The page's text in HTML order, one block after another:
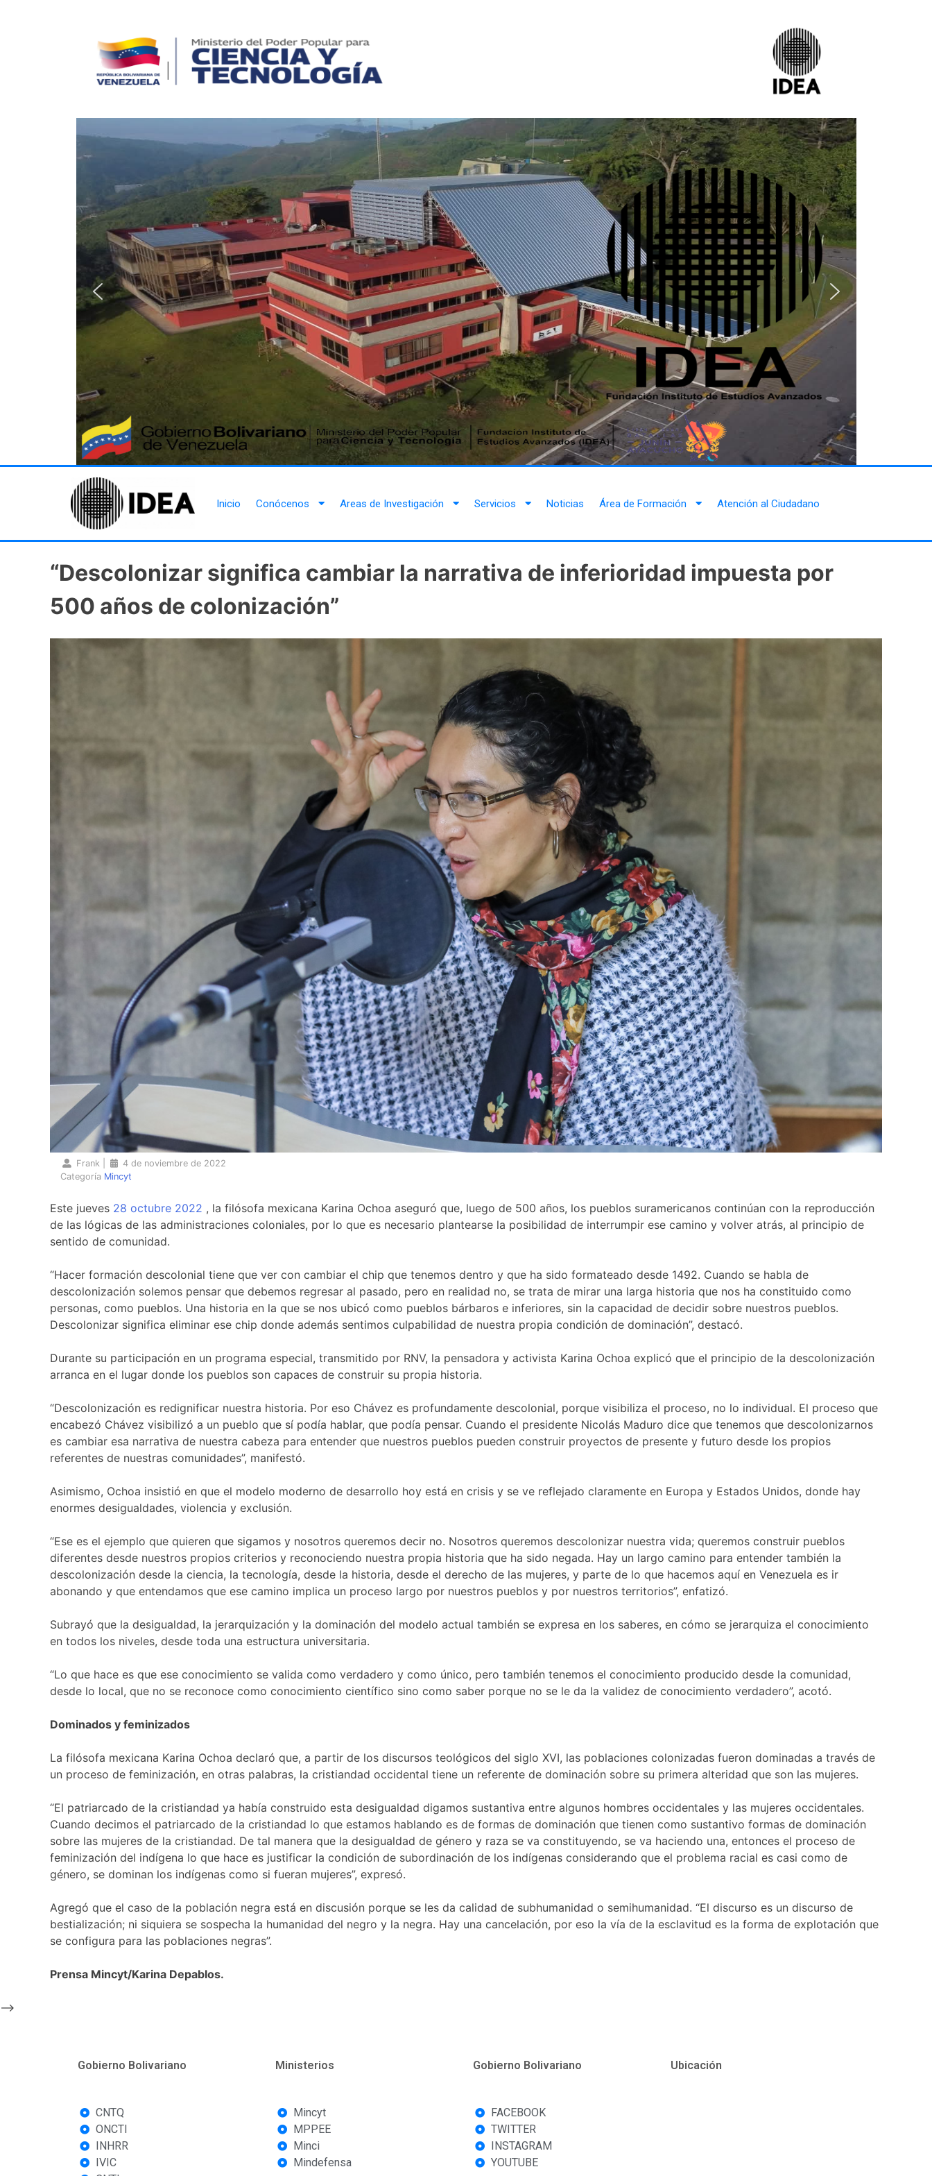
Inicio Conócenos Areas de Investigación Servicios Noticias Área de Formación Atención al Ciudadano
“Descolonizar significa cambiar la narrativa de inferioridad impuesta por
500 años de colonización”
Frank
4 de noviembre de 2022
Categoría Mincyt
Este jueves 28 octubre 2022 , la filósofa mexicana Karina Ochoa aseguró que, luego de 500 años, los pueblos suramericanos continúan con la reproducción
de las lógicas de las administraciones coloniales, por lo que es necesario plantearse la posibilidad de interrumpir ese camino y volver atrás, al principio de
sentido de comunidad.
“Hacer formación descolonial tiene que ver con cambiar el chip que tenemos dentro y que ha sido formateado desde 1492. Cuando se habla de
descolonización solemos pensar que debemos regresar al pasado, pero en realidad no, se trata de mirar una larga historia que nos ha constituido como
personas, como pueblos. Una historia en la que se nos ubicó como pueblos bárbaros e inferiores, sin la capacidad de decidir sobre nuestros pueblos.
Descolonizar significa eliminar ese chip donde además sentimos culpabilidad de nuestra propia condición de dominación”, destacó.
Durante su participación en un programa especial, transmitido por RNV, la pensadora y activista Karina Ochoa explicó que el principio de la descolonización
arranca en el lugar donde los pueblos son capaces de construir su propia historia.
“Descolonización es redignificar nuestra historia. Por eso Chávez es profundamente descolonial, porque visibiliza el proceso, no lo individual. El proceso que
encabezó Chávez visibilizó a un pueblo que sí podía hablar, que podía pensar. Cuando el presidente Nicolás Maduro dice que tenemos que descolonizarnos
es cambiar esa narrativa de nuestra cabeza para entender que nuestros pueblos pueden construir proyectos de presente y futuro desde los propios
referentes de nuestras comunidades”, manifestó.
Asimismo, Ochoa insistió en que el modelo moderno de desarrollo hoy está en crisis y se ve reflejado claramente en Europa y Estados Unidos, donde hay
enormes desigualdades, violencia y exclusión.
“Ese es el ejemplo que quieren que sigamos y nosotros queremos decir no. Nosotros queremos descolonizar nuestra vida; queremos construir pueblos
diferentes desde nuestros propios criterios y reconociendo nuestra propia historia que ha sido negada. Hay un largo camino para entender también la
descolonización desde la ciencia, la tecnología, desde la historia, desde el derecho de las mujeres, y parte de lo que hacemos aquí en Venezuela es ir
abonando y que entendamos que ese camino implica un proceso largo por nuestros pueblos y por nuestros territorios”, enfatizó.
Subrayó que la desigualdad, la jerarquización y la dominación del modelo actual también se expresa en los saberes, en cómo se jerarquiza el conocimiento
en todos los niveles, desde toda una estructura universitaria.
“Lo que hace es que ese conocimiento se valida como verdadero y como único, pero también tenemos el conocimiento producido desde la comunidad,
desde lo local, que no se reconoce como conocimiento científico sino como saber porque no se le da la validez de conocimiento verdadero”, acotó.
Dominados y feminizados
La filósofa mexicana Karina Ochoa declaró que, a partir de los discursos teológicos del siglo XVI, las poblaciones colonizadas fueron dominadas a través de
un proceso de feminización, en otras palabras, la cristiandad occidental tiene un referente de dominación sobre su primera alteridad que son las mujeres.
“El patriarcado de la cristiandad ya había construido esta desigualdad digamos sustantiva entre algunos hombres occidentales y las mujeres occidentales.
Cuando decimos el patriarcado de la cristiandad lo que estamos hablando es de formas de dominación que tienen como sustantivo formas de dominación
sobre las mujeres de la cristiandad. De tal manera que la desigualdad de género y raza se va constituyendo, se va haciendo una, entonces el proceso de
feminización del indígena lo que hace es justificar la condición de subordinación de los indígenas considerando que el problema racial es casi como de
género, se dominan los indígenas como si fueran mujeres”, expresó.
Agregó que el caso de la población negra está en discusión porque se les da calidad de subhumanidad o semihumanidad. “El discurso es un discurso de
bestialización; ni siquiera se sospecha la humanidad del negro y la negra. Hay una cancelación, por eso la vía de la esclavitud es la forma de explotación que
se configura para las poblaciones negras”.
Prensa Mincyt/Karina Depablos.
-->
Gobierno Bolivariano
CNTQ
ONCTI
INHRR
IVIC
Ministerios
Mincyt
MPPEE
Minci
Mindefensa
Gobierno Bolivariano
FACEBOOK
TWITTER
INSTAGRAM
YOUTUBE
Ubicación